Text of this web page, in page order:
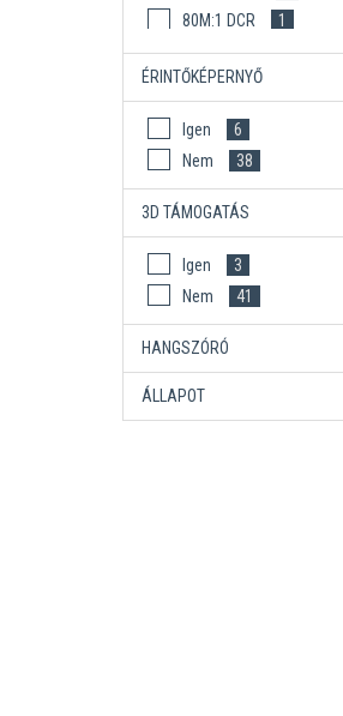
80M:1 DCR
1
100000 :1
2
ÉRINTŐKÉPERNYŐ
Igen
6
Nem
38
3D TÁMOGATÁS
Igen
3
Nem
41
HANGSZÓRÓ
ÁLLAPOT